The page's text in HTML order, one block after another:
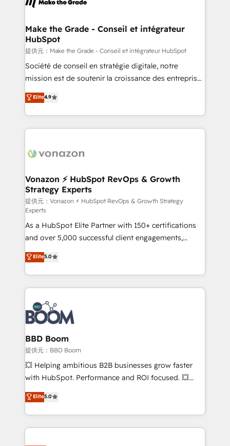
de la productivité des équipes Notre équipe de 30
avec un engagement total, alignant processus
métiers et technologie, et guidant vos équipes à
travers le changement, tout en centrant vos objectifs
d’entreprise. Grâce à une méthodologie éprouvée
auprès de plus de 400 clients, nous comprenons
HubSpot dans votre organisation. Pour toute
question technique ou besoin de structuration de
Make the Grade - Conseil et intégrateur
HubSpot
提供元：Make the Grade - Conseil et intégrateur HubSpot
Société de conseil en stratégie digitale, notre
mission est de soutenir la croissance des entreprises
B2B à travers l’acquisition de nouveaux clients,
l'intégration CRM et le développement des revenus
auprès de vos comptes existants. En France et à
l'international, nous travaillons avec des ETI
delà d’une simple transformation digitale et des
➤ L’intégration de CRM et de méthodologie RevOps
pour aligner les équipes marketing, commerciales et
support client (data migration, synchronisation API,
audit et maintenance) ➤ La création de sites internet
de conversion qui transforment les visiteurs en
opportunités d'affaires ➤ La mise en place de
stratégies d'acquisition marketing (SEO, SEA,
inbound, automatisation marketing, ABM, IA,
emailing) Informations clés : - 10 ans d'expérience -
100+ intégrations CRM HubSpot réussies - 40
experts conseil - 150 certifications HubSpot
cumulées
Elite4.9
Vonazon ⚡ HubSpot RevOps & Growth
Strategy Experts
提供元：Vonazon ⚡ HubSpot RevOps & Growth Strategy
Experts
As a HubSpot Elite Partner with 150+ certifications
and over 5,000 successful client engagements,
Vonazon turns marketing complexity into
measurable, scalable growth. From onboarding to
enterprise-grade campaigns, our in-house team
builds scalable strategies that drive long-term
revenue. ⚙️ HubSpot Integration & Optimization •
Seamless CRM, CMS, and automation setup •
Complex platform migrations and data cleanups •
Custom APIs and third-party integrations 📈 End-to-
End Revenue Acceleration • Lifecycle marketing and
pipeline growth programs • Sales enablement tools
and CRM optimization • Retention strategies with
Execution • 750+ onboardings and 2,000+
implementations • Deep expertise across marketing,
Elite5.0
BBD Boom
提供元：BBD Boom
💥 Helping ambitious B2B businesses grow faster
with HubSpot. Performance and ROI focused. 💥
BBD Boom is the HubSpot partner that can help you
to HubSpot Better. We work with your teams to
solve all your HubSpot challenges and improve user
adoption, sales process and marketing results.
Elite5.0